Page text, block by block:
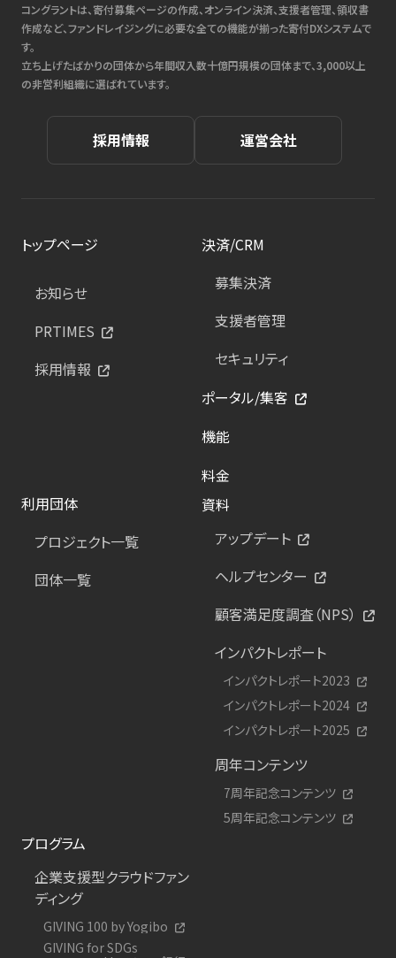
コングラントは、寄付募集ページの作成、オンライン決済、支援者管理、領収書
作成など、ファンドレイジングに必要な全ての機能が揃った寄付DXシステムで
す。
立ち上げたばかりの団体から年間収入数十億円規模の団体まで、3,000以上
の非営利組織に選ばれています。
採用情報 運営会社
トップページ
お知らせ
PRTIMES
採用情報
決済/CRM
募集決済
支援者管理
セキュリティ
ポータル/集客
機能
料金
利用団体
プロジェクト一覧
団体一覧
資料
アップデート
ヘルプセンター
顧客満足度調査（NPS）
インパクトレポート
インパクトレポート2023
インパクトレポート2024
インパクトレポート2025
周年コンテンツ
7周年記念コンテンツ
5周年記念コンテンツ
プログラム
企業支援型クラウドファン
ディング
GIVING 100 by Yogibo
GIVING for SDGs